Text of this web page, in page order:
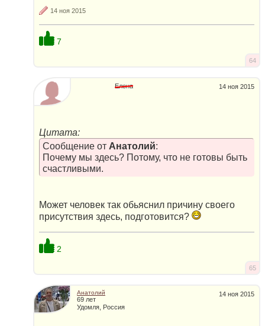
14 ноя 2015
7
64
14 ноя 2015
Елена
Цитата:
Сообщение от Анатолий:
Почему мы здесь? Потому, что не готовы быть
счастливыми.
Может человек так обьяснил причину своего
присутствия здесь, подготовится?
2
65
14 ноя 2015
Анатолий
69 лет
Удомля, Россия